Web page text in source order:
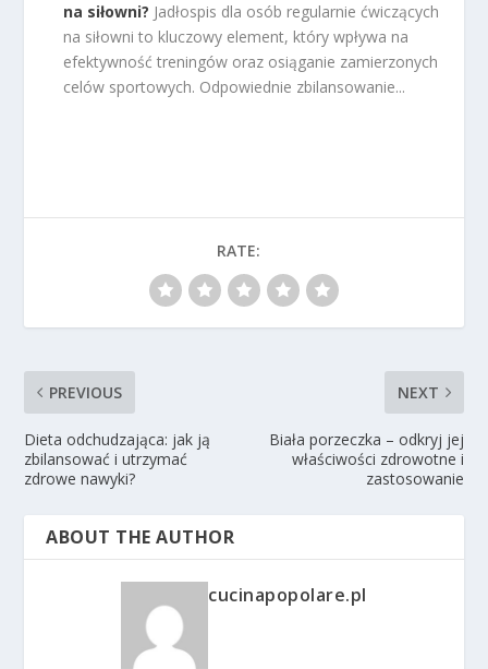
na siłowni? Jadłospis dla osób regularnie ćwiczących
na siłowni to kluczowy element, który wpływa na
efektywność treningów oraz osiąganie zamierzonych
celów sportowych. Odpowiednie zbilansowanie...
RATE:
PREVIOUS
Dieta odchudzająca: jak ją
zbilansować i utrzymać
zdrowe nawyki?
NEXT
Biała porzeczka – odkryj jej
właściwości zdrowotne i
zastosowanie
ABOUT THE AUTHOR
cucinapopolare.pl